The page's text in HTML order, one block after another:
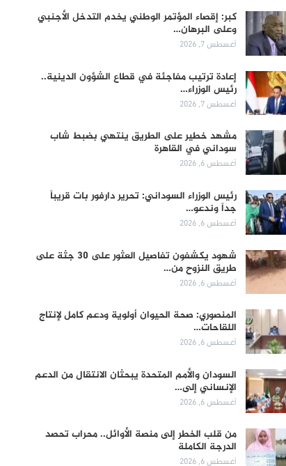
كبر: إقصاء المؤتمر الوطني يخدم التدخل الأجنبي
وعلى البرهان…
أغسطس 7, 2026
إعادة ترتيب مفاجئة في قطاع الشؤون الدينية..
رئيس الوزراء…
أغسطس 7, 2026
مشهد خطير على الطريق ينتهي بضبط شاب
سوداني في القاهرة
أغسطس 6, 2026
رئيس الوزراء السوداني: تحرير دارفور بات قريباً
جداً وندعو…
أغسطس 6, 2026
شهود يكشفون تفاصيل العثور على 30 جثة على
طريق النزوح من…
أغسطس 6, 2026
المنصوري: صحة الحيوان أولوية ودعم كامل لإنتاج
اللقاحات…
أغسطس 6, 2026
السودان والأمم المتحدة يبحثان الانتقال من الدعم
الإنساني إلى…
أغسطس 6, 2026
من قلب الخطر إلى منصة الأوائل.. محراب تحصد
الدرجة الكاملة
أغسطس 6, 2026